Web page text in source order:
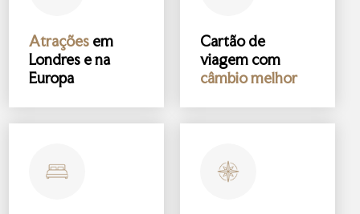
Atrações em
Londres e na
Europa
Cartão de
viagem com
câmbio melhor